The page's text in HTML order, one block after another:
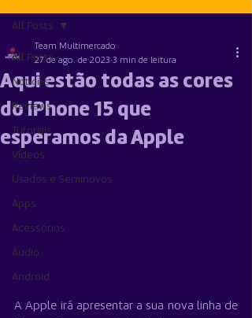
All Posts
Notícias
Reviews
Tutoriais
Vídeos
Usados e Seminovos
Apps
Acessórios
Áudio
Android
All Posts
Aqui estão todas as cores
do iPhone 15 que
esperamos da Apple
Team Multimercado
27 de ago. de 2023 3 min de leitura
A Apple irá apresentar a sua nova linha de